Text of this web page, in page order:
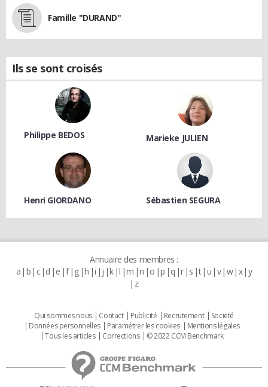
Famille "DURAND"
Ils se sont croisés
Philippe BEDOS Marieke JULIEN
Henri GIORDANO Sébastien SEGURA
Annuaire des membres :
a b c d e f g h i j k l m n o p q r s t u v w x y
z
Qui sommes nous Contact Publicité Recrutement
Societé
Données personnelles
Paramétrer les cookies
Mentions légales
Tous les articles
Corrections © 2022 CCM Benchmark